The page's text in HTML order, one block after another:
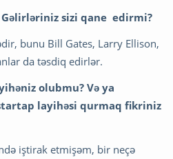
sizi qane edirmi?
bunu Bill Gates, Larry Ellison,
da təsdiq edirlər.
olubmu? Və ya
layihəsi qurmaq fikriniz
iştirak etmişəm, bir neçə